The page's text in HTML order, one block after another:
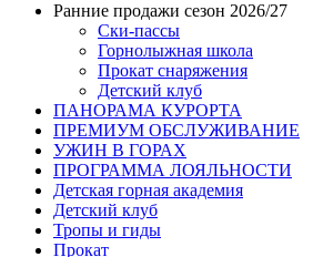
Ранние продажи сезон 2026/27
Ски-пассы
Горнолыжная школа
Прокат снаряжения
Детский клуб
ПАНОРАМА КУРОРТА
ПРЕМИУМ ОБСЛУЖИВАНИЕ
УЖИН В ГОРАХ
ПРОГРАММА ЛОЯЛЬНОСТИ
Детская горная академия
Детский клуб
Тропы и гиды
Прокат